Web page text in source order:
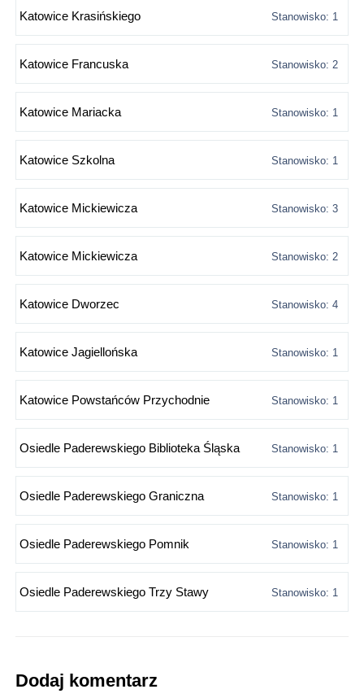
Katowice Krasińskiego Stanowisko: 1
Katowice Francuska Stanowisko: 2
Katowice Mariacka Stanowisko: 1
Katowice Szkolna Stanowisko: 1
Katowice Mickiewicza Stanowisko: 3
Katowice Mickiewicza Stanowisko: 2
Katowice Dworzec Stanowisko: 4
Katowice Jagiellońska Stanowisko: 1
Katowice Powstańców Przychodnie Stanowisko: 1
Osiedle Paderewskiego Biblioteka Śląska Stanowisko: 1
Osiedle Paderewskiego Graniczna Stanowisko: 1
Osiedle Paderewskiego Pomnik Stanowisko: 1
Osiedle Paderewskiego Trzy Stawy Stanowisko: 1
Dodaj komentarz